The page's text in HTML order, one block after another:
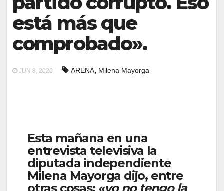
está más que
comprobado».
JUN 8, 2020 ARENA, Milena Mayorga
Esta mañana en una
entrevista televisiva la
diputada independiente
Milena Mayorga dijo, entre